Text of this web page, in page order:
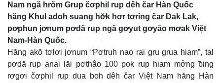
Nam ngă hrŏm Grup čơphil rup dêh čar Hàn Quốc
hăng Khul adoh suang hơ̆k hơr tơring čar Dak Lak,
pơphun jơnum pơdă rup ngă gơyut gơyâo mơak Việt
Nam-Hàn Quốc.
Hăng akŏ tơlơi jơnum “Pơtruh nao rai gru grua hiam”, tal
pơdă rup anai lăi pơthâo 100 pok rup hiam mơ̆ng ƀing
rơgơi čơphil rup dua boh dêh čar Việt Nam hăng Hàn